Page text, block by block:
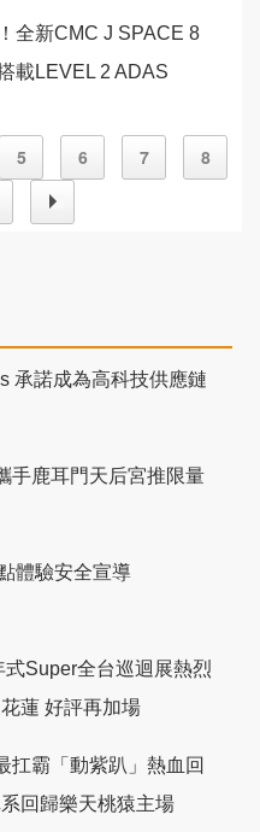
全新CMC J SPACE 8
載LEVEL 2 ADAS
5 6 7
8
承諾成為高科技供應鏈
手鹿耳門天后宮推限量
體驗安全宣導
式Super全台巡迴展熱烈
蓮 好評再加場
扛霸「動紫趴」熱血回
回歸樂天桃猿主場